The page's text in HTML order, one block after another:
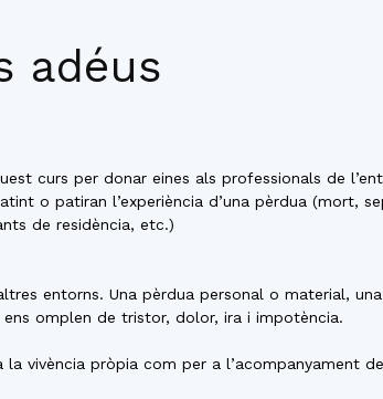
adéus
curs per donar eines als professionals de
o patiran l’experiència d’una pèrdua (mort,
de residència, etc.)
entorns. Una pèrdua personal o material,
omplen de tristor, dolor, ira i impotència.
vivència pròpia com per a l’acompanyament